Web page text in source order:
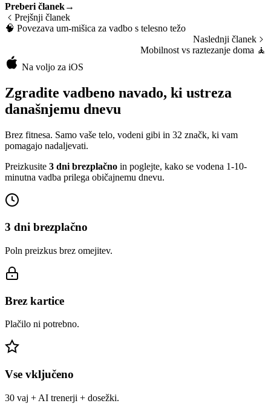
delujejo.
Preberi članek→
Prejšnji članek
🧠 Povezava um-mišica za vadbo s telesno težo
Naslednji članek
Mobilnost vs raztezanje doma 🧘
Na voljo za iOS
Zgradite vadbeno navado, ki ustreza
današnjemu dnevu
Brez fitnesa. Samo vaše telo, vodeni gibi in 32 značk, ki vam
pomagajo nadaljevati.
Preizkusite 3 dni brezplačno in poglejte, kako se vodena 1-10-
minutna vadba prilega običajnemu dnevu.
3 dni brezplačno
Poln preizkus brez omejitev.
Brez kartice
Plačilo ni potrebno.
Vse vključeno
30 vaj + AI trenerji + dosežki.